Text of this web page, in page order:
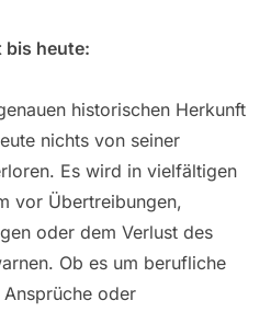
bis heute:
historischen Herkunft
nichts von seiner
Es wird in vielfältigen
vor Übertreibungen,
oder dem Verlust des
Ob es um berufliche
oder